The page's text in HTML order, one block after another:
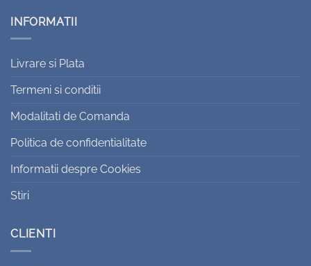
INFORMATII
Livrare si Plata
Termeni si conditii
Modalitati de Comanda
Politica de confidentialitate
Informatii despre Cookies
Stiri
CLIENTI